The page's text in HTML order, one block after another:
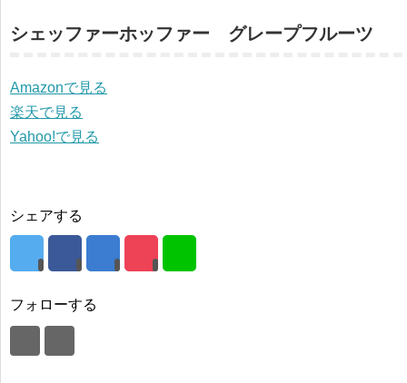
シェッファーホッファー グレープフルーツ
Amazonで見る
楽天で見る
Yahoo!で見る
シェアする
フォローする